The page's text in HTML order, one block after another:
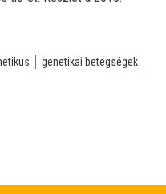
genetikai betegségek